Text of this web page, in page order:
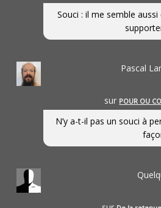
Souci : il me semble
Pascal
sur POUR OU
N’y a-t-il pas un souci à